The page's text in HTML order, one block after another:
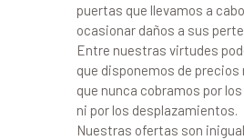
puertas que llevamos a
ocasionar daños a sus
Entre nuestras virtudes
que disponemos de precios
que nunca cobramos por
ni por los desplazamientos.
Nuestras ofertas son